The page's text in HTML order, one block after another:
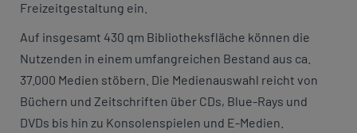
Freizeitgestaltung ein.
Auf insgesamt 430 qm Bibliotheksfläche können die
Nutzenden in einem umfangreichen Bestand aus ca.
37.000 Medien stöbern. Die Medienauswahl reicht von
Büchern und Zeitschriften über CDs, Blue-Rays und
DVDs bis hin zu Konsolenspielen und E-Medien.